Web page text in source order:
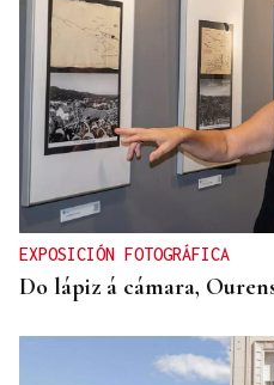
EXPOSICIÓN FOTOGRÁFICA
Do lápiz á cámara,